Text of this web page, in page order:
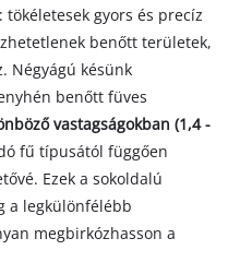
gyors és precíz
benőtt területek,
Négyágú késünk
benőtt füves
vastagságokban (1,4 -
fű típusától függően
Ezek a sokoldalú
a legkülönfélébb
megbirkózhasson a